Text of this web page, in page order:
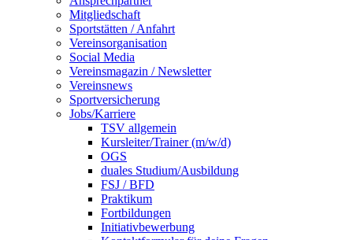
Mitgliedschaft
Sportstätten / Anfahrt
Vereinsorganisation
Social Media
Vereinsmagazin / Newsletter
Vereinsnews
Sportversicherung
Jobs/Karriere
TSV allgemein
Kursleiter/Trainer (m/w/d)
OGS
duales Studium/Ausbildung
FSJ / BFD
Praktikum
Fortbildungen
Initiativbewerbung